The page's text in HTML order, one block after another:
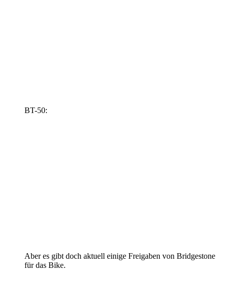
BT-50:
Aber es gibt doch aktuell einige Freigaben von Bridgestone
für das Bike.